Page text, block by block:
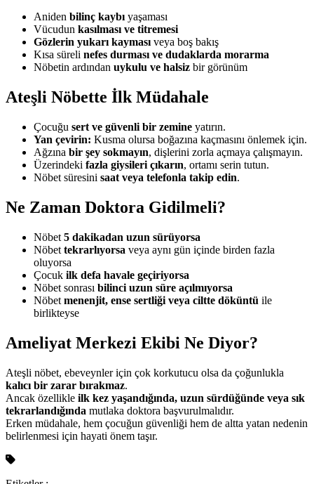
Aniden bilinç kaybı yaşaması
Vücudun kasılması ve titremesi
Gözlerin yukarı kayması veya boş bakış
Kısa süreli nefes durması ve dudaklarda morarma
Nöbetin ardından uykulu ve halsiz bir görünüm
Ateşli Nöbette İlk Müdahale
Çocuğu sert ve güvenli bir zemine yatırın.
Yan çevirin: Kusma olursa boğazına kaçmasını önlemek için.
Ağzına bir şey sokmayın, dişlerini zorla açmaya çalışmayın.
Üzerindeki fazla giysileri çıkarın, ortamı serin tutun.
Nöbet süresini saat veya telefonla takip edin.
Ne Zaman Doktora Gidilmeli?
Nöbet 5 dakikadan uzun sürüyorsa
Nöbet tekrarlıyorsa veya aynı gün içinde birden fazla
oluyorsa
Çocuk ilk defa havale geçiriyorsa
Nöbet sonrası bilinci uzun süre açılmıyorsa
Nöbet menenjit, ense sertliği veya ciltte döküntü ile
birlikteyse
Ameliyat Merkezi Ekibi Ne Diyor?
Ateşli nöbet, ebeveynler için çok korkutucu olsa da çoğunlukla
kalıcı bir zarar bırakmaz.
Ancak özellikle ilk kez yaşandığında, uzun sürdüğünde veya sık
tekrarlandığında mutlaka doktora başvurulmalıdır.
Erken müdahale, hem çocuğun güvenliği hem de altta yatan nedenin
belirlenmesi için hayati önem taşır.